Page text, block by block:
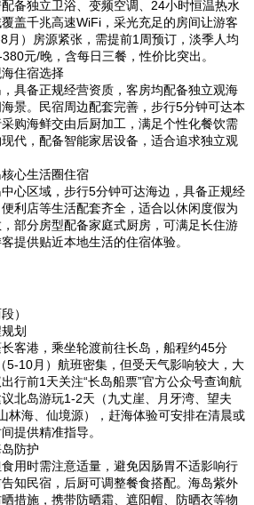
备独立卫浴、变频空调、24小时恒温热水
盖千兆高速WiFi，采光充足的房间让游客
月）房源紧张，需提前1周预订，淡季人均
元/晚，含每日三餐，性价比突出。
住宿选择
具备正规经营资质，客房均配备独立观海
景。民宿周边配套完善，步行5分钟可达本
购海鲜交由后厨加工，满足个性化餐饮需
代，配备智能家居设备，适合追求独立观
心生活圈住宿
心区域，步行5分钟可达海边，具备正规经
利店等生活配套齐全，适合以休闲度假为
部分房型配备家庭式厨房，可满足长住游
提供贴近本地生活的住宿体验。
）
划
长客港，乘坐轮渡前往长岛，船程约45分
5-10月）航班密集，但受天气影响较大，大
行前1天关注“长岛船票”官方公众号查询航
北岛游玩1-2天（九丈崖、月牙湾、望夫
林海、仙境源），赶海体验可安排在清晨或
提供精准指导。
防护
用时需注意适量，避免因肠胃不适影响行
知民宿，后厨可调整餐食搭配。海岛紫外
措施，携带防晒霜、遮阳帽、防晒衣等物